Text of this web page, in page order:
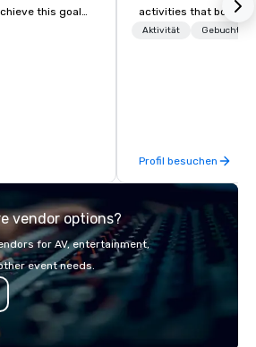
this goal
the
to the
professional
support staff;
when you travel
activities that boost
lower carbon
Aktivität Gebuchte
Profil besuchen
vendor options?
for AV, entertainment,
event needs.